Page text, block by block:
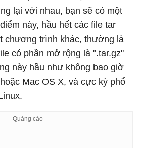
lại với nhau, bạn sẽ có một
này, hầu hết các file tar
chương trình khác, thường là
có phần mở rộng là ".tar.gz"
này hầu như không bao giờ
Mac OS X, và cực kỳ phổ